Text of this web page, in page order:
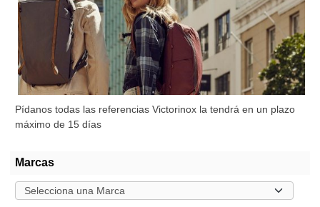
Pídanos todas las referencias Victorinox la tendrá en un plazo
máximo de 15 días
Marcas